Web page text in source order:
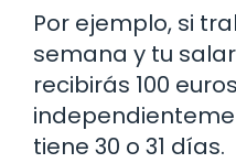
Por ejemplo, si
semana y tu
recibirás 100
tiene 30 o 31 días.